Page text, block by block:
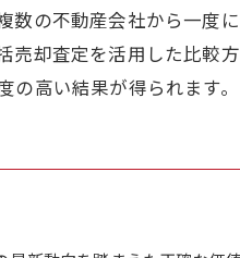
の不動産会社から一度
却査定を活用した比較
高い結果が得られます。